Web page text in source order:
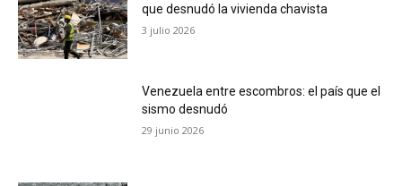
que desnudó la vivienda chavista
3 julio 2026
Venezuela entre escombros: el país que el
sismo desnudó
29 junio 2026